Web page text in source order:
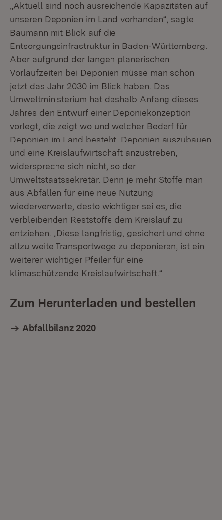
„Aktuell sind noch ausreichende Kapazitäten auf
unseren Deponien im Land vorhanden“, sagte
Baumann mit Blick auf die
Entsorgungsinfrastruktur in Baden-Württemberg.
Aber aufgrund der langen planerischen
Vorlaufzeiten bei Deponien müsse man schon
jetzt das Jahr 2030 im Blick haben. Das
Umweltministerium hat deshalb Anfang dieses
Jahres den Entwurf einer Deponiekonzeption
vorlegt, die zeigt wo und welcher Bedarf für
Deponien im Land besteht. Deponien auszubauen
und eine Kreislaufwirtschaft anzustreben,
widerspreche sich nicht, so der
Umweltstaatssekretär. Denn je mehr Stoffe man
aus Abfällen für eine neue Nutzung
wiederverwerte, desto wichtiger sei es, die
verbleibenden Reststoffe dem Kreislauf zu
entziehen. „Diese langfristig, gesichert und ohne
allzu weite Transportwege zu deponieren, ist ein
weiterer wichtiger Pfeiler für eine
klimaschützende Kreislaufwirtschaft.“
Zum Herunterladen und bestellen
Abfallbilanz 2020